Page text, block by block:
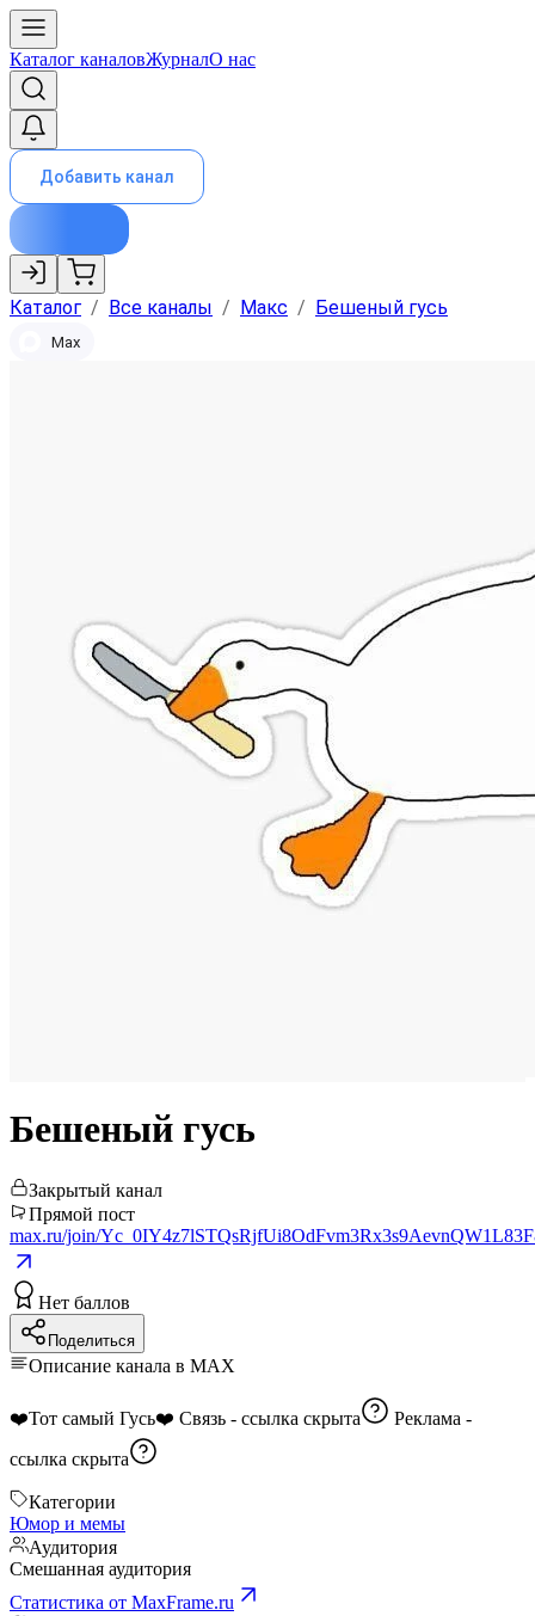
Каталог каналовЖурналО нас
Добавить канал
Каталог / Все каналы / Макс / Бешеный гусь
Max
Бешеный гусь
Закрытый канал
Прямой пост
max.ru/join/
Нет баллов
Поделиться
Описание канала в MAX
❤️Тот самый Гусь❤️ Связь - ссылка скрыта
Реклама -
ссылка скрыта
Категории
Юмор и мемы
Аудитория
Смешанная аудитория
Статистика от MaxFrame.ru